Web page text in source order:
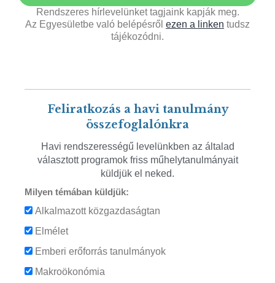
Rendszeres hírlevelünket tagjaink kapják meg.
Az Egyesületbe való belépésről ezen a linken tudsz
tájékozódni.
Feliratkozás a havi tanulmány
összefoglalónkra
Havi rendszerességű levelünkben az általad
választott programok friss műhelytanulmányait
küldjük el neked.
Milyen témában küldjük:
Alkalmazott közgazdaságtan
Elmélet
Emberi erőforrás tanulmányok
Makroökonómia